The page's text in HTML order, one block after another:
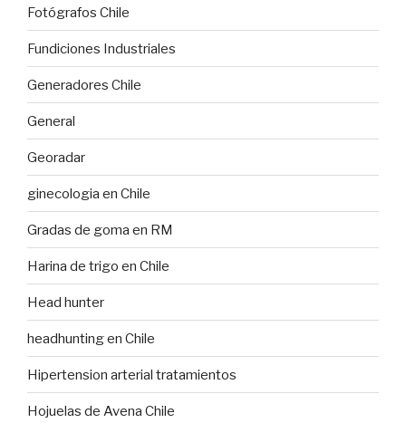
Fotógrafos Chile
Fundiciones Industriales
Generadores Chile
General
Georadar
ginecologia en Chile
Gradas de goma en RM
Harina de trigo en Chile
Head hunter
headhunting en Chile
Hipertension arterial tratamientos
Hojuelas de Avena Chile